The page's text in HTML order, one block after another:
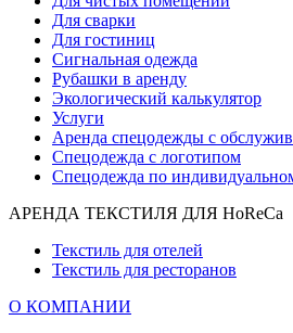
Для сварки
Для гостиниц
Сигнальная одежда
Рубашки в аренду
Экологический калькулятор
Услуги
Аренда спецодежды с
Спецодежда с логотипом
Спецодежда по
АРЕНДА ТЕКСТИЛЯ ДЛЯ HoReCa
Текстиль для отелей
Текстиль для ресторанов
О КОМПАНИИ